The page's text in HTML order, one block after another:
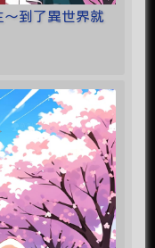
～到了異世界就